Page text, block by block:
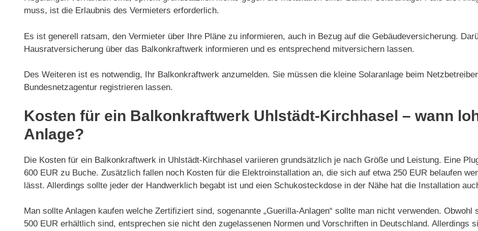
muss, ist die Erlaubnis des Vermieters erforderlich.
Es ist generell ratsam, den Vermieter über Ihre Pläne zu informieren, auch in Bezug auf die Gebäudeversicherung.
Hausratversicherung über das Balkonkraftwerk informieren und es entsprechend mitversichern lassen.
Des Weiteren ist es notwendig, Ihr Balkonkraftwerk anzumelden. Sie müssen die kleine Solaranlage beim
Bundesnetzagentur registrieren lassen.
Kosten für ein Balkonkraftwerk Uhlstädt-Kirchhasel – wann
Anlage?
Die Kosten für ein Balkonkraftwerk in Uhlstädt-Kirchhasel variieren grundsätzlich je nach Größe und Leistung. Eine
600 EUR zu Buche. Zusätzlich fallen noch Kosten für die Elektroinstallation an, die sich auf etwa 250 EUR belaufen
lässt. Allerdings sollte jeder der Handwerklich begabt ist und eien Schukosteckdose in der Nähe hat die Installation
Man sollte Anlagen kaufen welche Zertifiziert sind, sogenannte „Guerilla-Anlagen“ sollte man nicht verwenden.
500 EUR erhältlich sind, entsprechen sie nicht den zugelassenen Normen und Vorschriften in Deutschland. Allerdings